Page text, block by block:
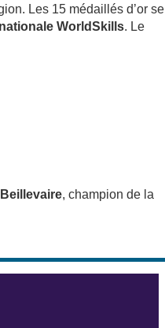
Les 15 médaillés d’or se
WorldSkills. Le
, champion de la